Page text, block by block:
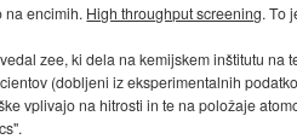
na encimih. High throughput screening. To
zee, ki dela na kemijskem inštitutu
(dobljeni iz eksperimentalnih
vplivajo na hitrosti in te na položaje